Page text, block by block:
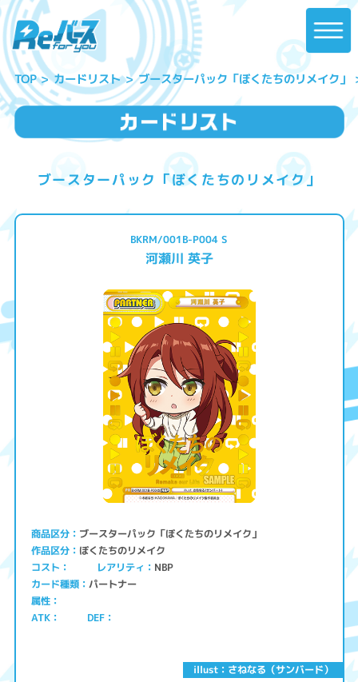
TOP カードリスト ブースターパック「ぼくたちのリメイク」
ブースターパック「ぼくたちのリメイク」
illust：さねなる（サンバード）
BKRM/001B-P004 S
河瀬川 英子
商品区分 ブースターパック「ぼくたちのリメイク」
作品区分 ぼくたちのリメイク
コスト レアリティ NBP
カード種類 パートナー
属性
ATK
DEF